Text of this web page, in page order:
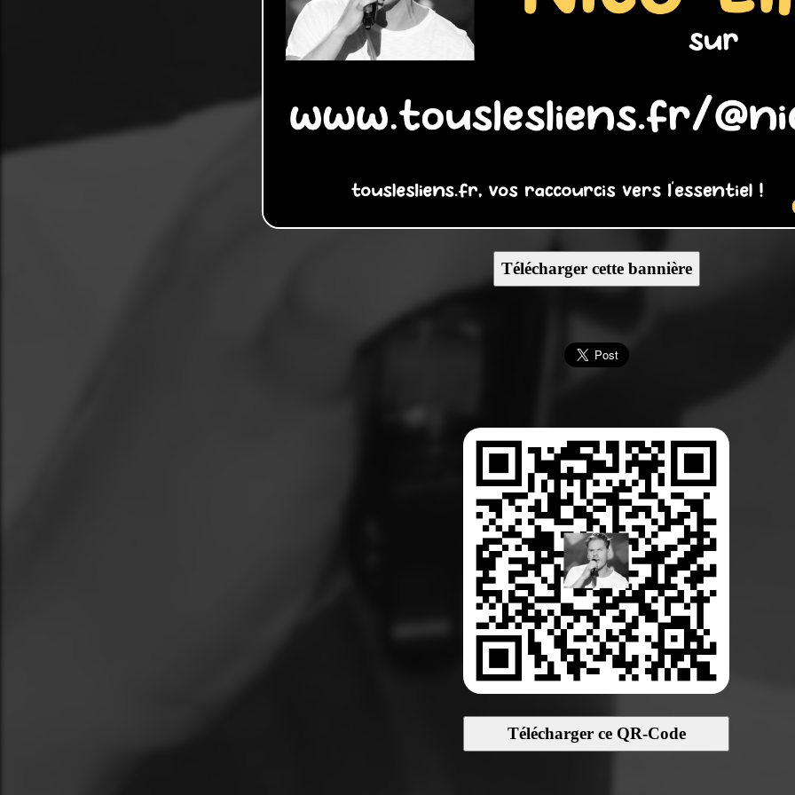
Télécharger cette bannière
Télécharger ce QR-Code